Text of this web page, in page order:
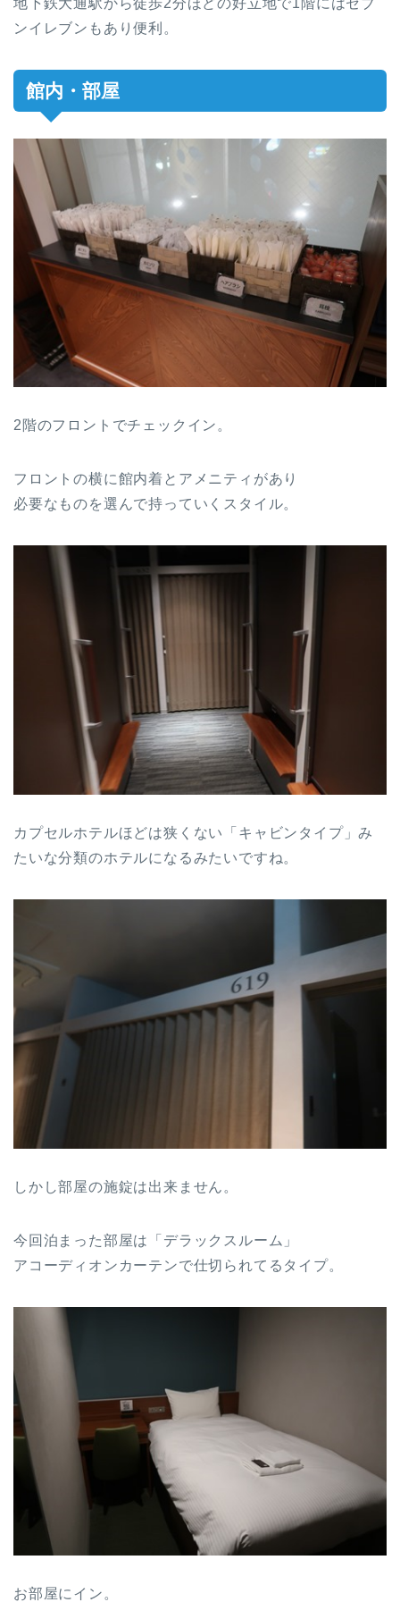
ンイレブンもあり便利。
館内・部屋
2階のフロントでチェックイン。
フロントの横に館内着とアメニティがあり
必要なものを選んで持っていくスタイル。
カプセルホテルほどは狭くない「キャビンタイプ」み
たいな分類のホテルになるみたいですね。
しかし部屋の施錠は出来ません。
今回泊まった部屋は「デラックスルーム」
アコーディオンカーテンで仕切られてるタイプ。
お部屋にイン。